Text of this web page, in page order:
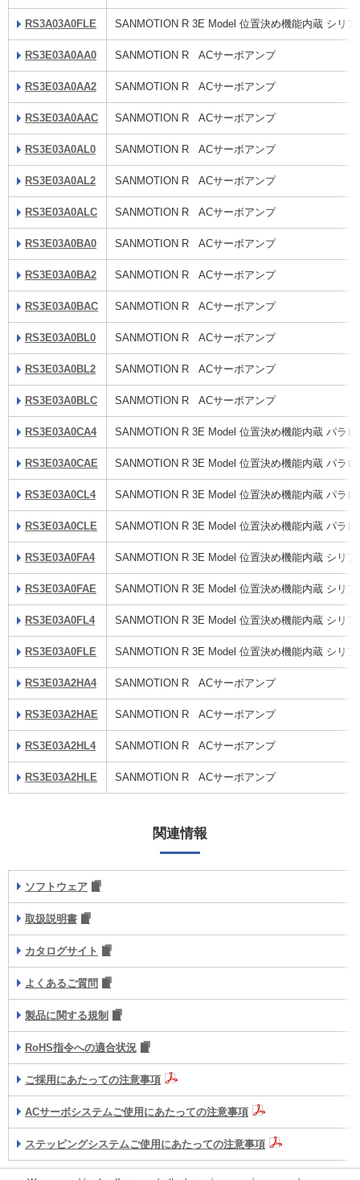
RS3A03A0FLE SANMOTION R 3E Model 位置決め機能内蔵 シリ
RS3E03A0AA0 SANMOTION R ACサーボアンプ
RS3E03A0AA2 SANMOTION R ACサーボアンプ
RS3E03A0AAC SANMOTION R ACサーボアンプ
RS3E03A0AL0 SANMOTION R ACサーボアンプ
RS3E03A0AL2 SANMOTION R ACサーボアンプ
RS3E03A0ALC SANMOTION R ACサーボアンプ
RS3E03A0BA0 SANMOTION R ACサーボアンプ
RS3E03A0BA2 SANMOTION R ACサーボアンプ
RS3E03A0BAC SANMOTION R ACサーボアンプ
RS3E03A0BL0 SANMOTION R ACサーボアンプ
RS3E03A0BL2 SANMOTION R ACサーボアンプ
RS3E03A0BLC SANMOTION R ACサーボアンプ
RS3E03A0CA4 SANMOTION R 3E Model 位置決め機能内蔵 パラ
RS3E03A0CAE SANMOTION R 3E Model 位置決め機能内蔵 パラ
RS3E03A0CL4 SANMOTION R 3E Model 位置決め機能内蔵 パラ
RS3E03A0CLE SANMOTION R 3E Model 位置決め機能内蔵 パラ
RS3E03A0FA4 SANMOTION R 3E Model 位置決め機能内蔵 シリ
RS3E03A0FAE SANMOTION R 3E Model 位置決め機能内蔵 シリ
RS3E03A0FL4 SANMOTION R 3E Model 位置決め機能内蔵 シリ
RS3E03A0FLE SANMOTION R 3E Model 位置決め機能内蔵 シリ
RS3E03A2HA4 SANMOTION R ACサーボアンプ
RS3E03A2HAE SANMOTION R ACサーボアンプ
RS3E03A2HL4 SANMOTION R ACサーボアンプ
RS3E03A2HLE SANMOTION R ACサーボアンプ
関連情報
ソフトウェア
取扱説明書
カタログサイト
よくあるご質問
製品に関する規制
RoHS指令への適合状況
ご採用にあたっての注意事項
ACサーボシステムご使用にあたっての注意事項
ステッピングシステムご使用にあたっての注意事項